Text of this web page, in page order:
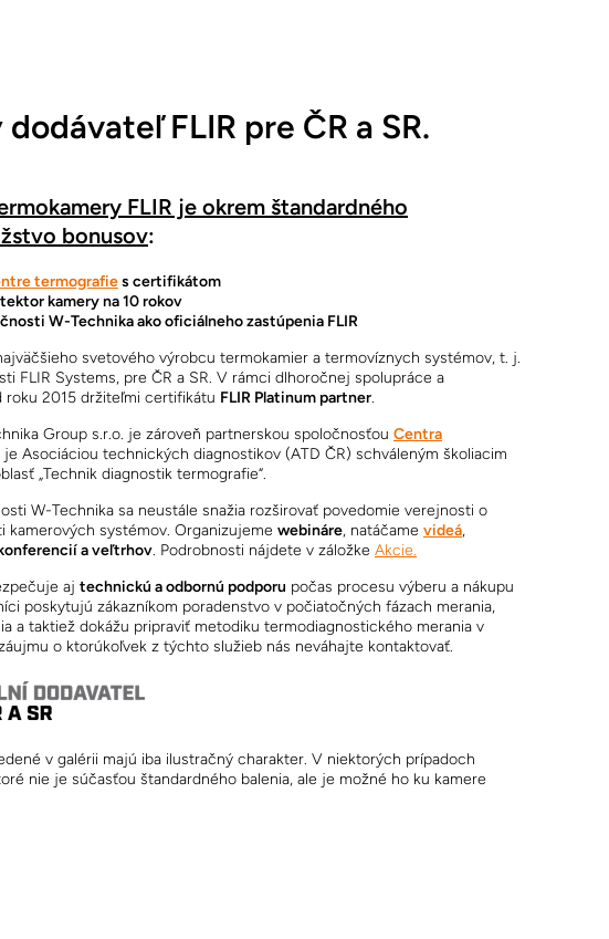
FLIR pre ČR a SR.
FLIR je okrem štandardného
bonusov:
termografies certifikátom
kamery na 10 rokov
W-Technika ako oficiálneho zastúpenia FLIR
svetového výrobcu termokamier a termovíznych systémov, t. j.
FLIR Systems, pre ČR a SR. V rámci dlhoročnej spolupráce a
roku 2015 držiteľmi certifikátu FLIR Platinum partner.
Group s.r.o. je zároveň partnerskou spoločnosťou Centra
je Asociáciou technických diagnostikov (ATD ČR) schváleným školiacim
„Technik diagnostik termografie“.
W-Technika sa neustále snažia rozširovať povedomie verejnosti o
kamerových systémov. Organizujeme webináre, natáčame videá,
a veľtrhov. Podrobnosti nájdete v záložke Akcie.
aj technickú a odbornú podporu počas procesu výberu a nákupu
poskytujú zákazníkom poradenstvo v počiatočných fázach merania,
a taktiež dokážu pripraviť metodiku termodiagnostického merania v
o ktorúkoľvek z týchto služieb nás neváhajte kontaktovať.
v galérii majú iba ilustračný charakter. V niektorých prípadoch
nie je súčasťou štandardného balenia, ale je možné ho ku kamere